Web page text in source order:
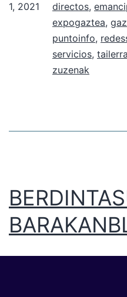
1, 2021
directos,
expogaztea,
puntoinfo,
servicios,
zuzenak